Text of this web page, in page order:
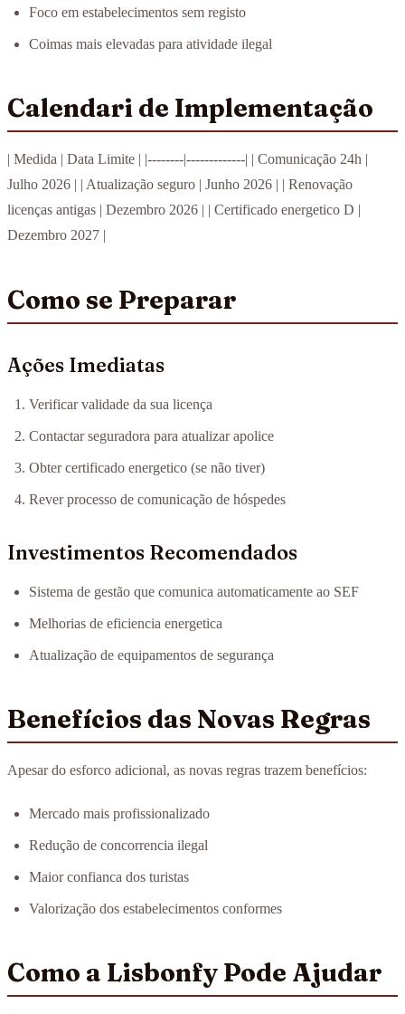
Foco em estabelecimentos sem registo
Coimas mais elevadas para atividade ilegal
Calendari de Implementação
| Medida | Data Limite | |--------|-------------| | Comunicação 24h |
Julho 2026 | | Atualização seguro | Junho 2026 | | Renovação
licenças antigas | Dezembro 2026 | | Certificado energetico D |
Dezembro 2027 |
Como se Preparar
Ações Imediatas
Verificar validade da sua licença
Contactar seguradora para atualizar apolice
Obter certificado energetico (se não tiver)
Rever processo de comunicação de hóspedes
Investimentos Recomendados
Sistema de gestão que comunica automaticamente ao SEF
Melhorias de eficiencia energetica
Atualização de equipamentos de segurança
Benefícios das Novas Regras
Apesar do esforco adicional, as novas regras trazem benefícios:
Mercado mais profissionalizado
Redução de concorrencia ilegal
Maior confianca dos turistas
Valorização dos estabelecimentos conformes
Como a Lisbonfy Pode Ajudar